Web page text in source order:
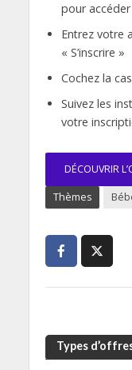
pour
Entrez votre
« S’inscrire »
Cochez la
Suivez les
votre
DÉCOUVRIR
Thèmes
Types